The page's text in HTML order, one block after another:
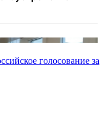
голосование за